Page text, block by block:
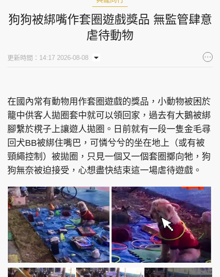
狗狗被綁嘴作套圈遊戲獎品 無監管肆意
虐待動物
更新時間：14:17 2026-08-08
在國內常有動物用作套圈遊戲的獎品，小動物被困於
籠中供客人拋圈套中就可以領回家，過去有大鵝被綁
腳繫於櫈子上讓遊人拋圈。日前就有一段一隻金毛尋
回犬BB被綁住嘴巴，可憐兮兮的坐在地上（或有被
頸繩控制）被拋圈，只見一個又一個套圈擲向牠，狗
狗無奈被迫接受，心想盡快結束這一場虐待遊戲。